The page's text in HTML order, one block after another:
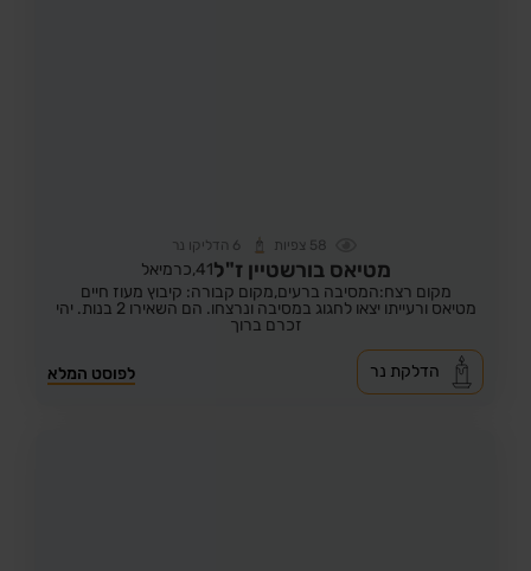
58 צפיות 6 הדליקו נר
מטיאס בורשטיין ז"ל41, כרמיאל
מקום רצח:המסיבה ברעים,מקום קבורה: קיבוץ מעוז חיים
מטיאס ורעייתו יצאו לחגוג במסיבה ונרצחו. הם השאירו 2 בנות. יהי
זכרם ברוך
לפוסט המלא הדלקת נר